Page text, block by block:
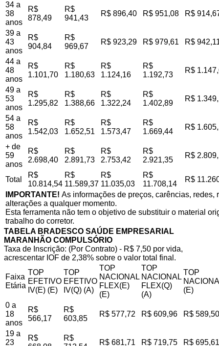
34 a
38
anos
R$
878,49
R$
941,43
R$ 896,40 R$ 951,08 R$
39 a
43
anos
R$
904,84
R$
969,67
R$ 923,29 R$ 979,61 R$
44 a
48
anos
R$
1.101,70
R$
1.180,63
R$
1.124,16
R$
1.192,73
R$
49 a
53
anos
R$
1.295,82
R$
1.388,66
R$
1.322,24
R$
1.402,89
R$
54 a
58
anos
R$
1.542,03
R$
1.652,51
R$
1.573,47
R$
1.669,44
R$
+ de
59
anos
R$
2.698,40
R$
2.891,73
R$
2.753,42
R$
2.921,35
R$
Total
R$
10.814,54
R$
11.589,37
R$
11.035,03
R$
11.708,14
R$
IMPORTANTE! As informações de preços, carências,
alterações a qualquer momento.
Esta ferramenta não tem o objetivo de substituir o material
trabalho do corretor.
TABELA BRADESCO SAÚDE EMPRESARIAL
MARANHÃO COMPULSÓRIO
Taxa de Inscrição: (Por Contrato) - R$ 7,50 por vida,
acrescentar IOF de 2,38% sobre o valor total final.
Faixa
Etária
TOP
EFETIVO
IV(E) (E)
TOP
EFETIVO
IV(Q) (A)
TOP
NACIONAL
FLEX(E)
(E)
TOP
NACIONAL
FLEX(Q)
(A)
TOP
(E)
0 a
18
anos
R$
566,17
R$
603,85
R$ 577,72 R$ 609,96 R$ 589,50
19 a
23
R$
R$
R$ 681,71 R$ 719,75 R$ 695,61